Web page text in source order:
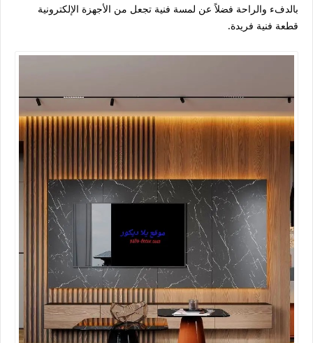
بالدفء والراحة فضلاً عن لمسة فنية تجعل من الأجهزة الإلكترونية
قطعة فنية فريدة.